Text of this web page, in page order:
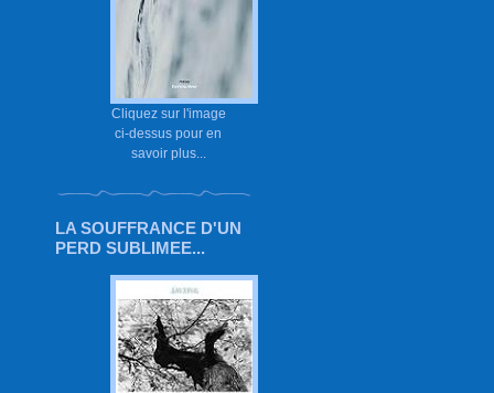
Cliquez sur l'image
ci-dessus pour en
savoir plus...
LA SOUFFRANCE D'UN
PERD SUBLIMEE...